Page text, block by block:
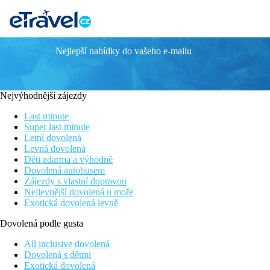
EIX PLATJA DAURADA
Informace o hotelu
Moderní čtyřhvězdičkový hotel Eix Platja Daurada se nachází
procházkám a vodním radovánkám. Hotel je situován kousek
308 komfortně zařízených, klimatizovaných pokojích s Wi-Fi
bazénem, saunou a tureckými lázněmi. Hotel lze doporučit
Upozornění: Turistická taxa 3,30 EUR/osoba/den splatná v
protiepidemických opatření v dané destinaci.
Vzdálenost
pláže: 20 m přes písečné duny
letiště: 60 km Palma de Mallorca
centra: 0.5 km
nákupních možností: 500 m
Popis pokoje
Nejlepší nabídky do vašeho e-mailu
Nejvýhodnější zájezdy
Last minute
Super last minute
Letní dovolená
Levná dovolená
Děti zdarma a výhodně
Dovolená autobusem
Zájezdy s vlastní dopravou
Nejlevnější dovolená u moře
Exotická dovolená levně
Dovolená podle gusta
All inclusive dovolená
Dovolená s dětmi
Exotická dovolená